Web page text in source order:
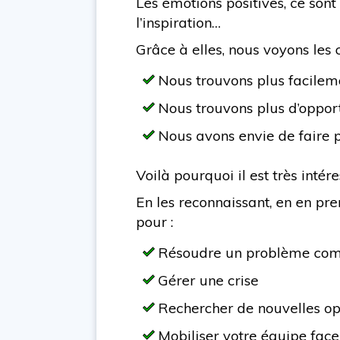
l’inspiration…
Grâce à elles, nous voyons
Nous trouvons plus
Nous trouvons plus
Nous avons envie de faire
Voilà pourquoi il est très
En les reconnaissant, en en
pour :
Résoudre un problème
Gérer une crise
Rechercher de nouvelles
Mobiliser votre équipe